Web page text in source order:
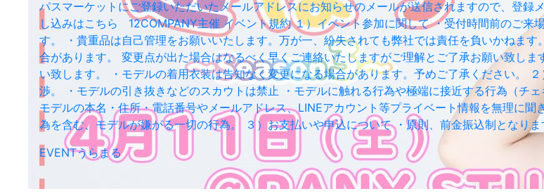
パスマーケットにご登録いただいたメールアドレスにお知らせのメールが送信されますので、登
し込みはこちら 12COMPANY主催 イベント規約 １）イベント参加に関して ・受付時間前のご来
す。 ・貴重品は自己管理をお願いいたします。万が一、紛失されても弊社では責任を負いかねま
合があります。 変更点が出た場合はなるべく早くご連絡いたしますがご理解とご了承お願い致し
い致します。 ・モデルの着用衣装は告知なく変更になる場合があります。予めご了承ください。
渉。 ・モデルの引き抜きなどのスカウトは禁止 ・モデルに触れる行為や極端に接近する行為（チ
モデルの本名・住所・電話番号やメールアドレス、LINEアカウント等プライベート情報を無理に
為を含む、モデルが嫌がる一切の行為。 ３）お支払いや申込について ・原則、前金振込制となり
EVENTうらまる